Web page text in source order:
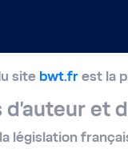
site bwt.fr est la
d'auteur et
législation